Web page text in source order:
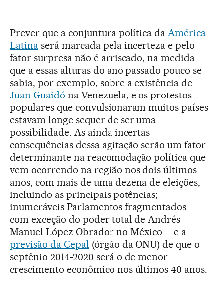
Prever que a conjuntura política daAmérica
Latinaserá marcada pela incerteza e pelo
fator surpresa não é arriscado, na medida
que a essas alturas do ano passado pouco se
sabia, por exemplo, sobre a existência de
Juan Guaidó na Venezuela, e os protestos
populares que convulsionaram muitos países
estavam longe sequer de ser uma
possibilidade. As ainda incertas
consequências dessa agitação serão um fator
determinante na reacomodação política que
vem ocorrendo na região nos dois últimos
anos, com mais de uma dezena de eleições,
incluindo as principais potências;
inumeráveis Parlamentos fragmentados —
com exceção do poder total de Andrés
Manuel López Obrador no México— e a
previsão da Cepal (órgão da ONU) de que o
septênio 2014-2020 será o de menor
crescimento econômico nos últimos 40 anos.